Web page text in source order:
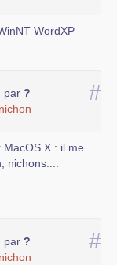
WordXP
#
par ?
X : il me
nichons....
#
par ?